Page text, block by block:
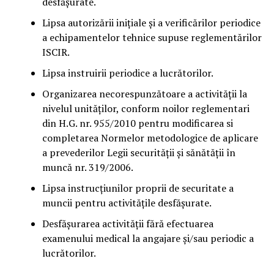
Lipsa autorizării inițiale și a verificărilor periodice
a echipamentelor tehnice supuse reglementărilor
ISCIR.
Lipsa instruirii periodice a lucrătorilor.
Organizarea necorespunzătoare a activității la
nivelul unităților, conform noilor reglementari
din H.G. nr. 955/2010 pentru modificarea si
completarea Normelor metodologice de aplicare
a prevederilor Legii securității și sănătății în
muncă nr. 319/2006.
Lipsa instrucțiunilor proprii de securitate a
muncii pentru activitățile desfășurate.
Desfășurarea activității fără efectuarea
examenului medical la angajare și/sau periodic a
lucrătorilor.